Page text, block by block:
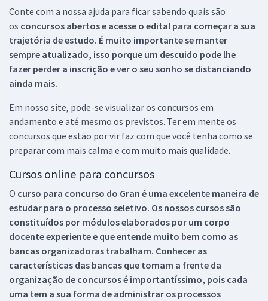
Conte com a nossa ajuda para ficar sabendo quais são
os concursos abertos e acesse o edital para começar a sua
trajetória de estudo. É muito importante se manter
sempre atualizado, isso porque um descuido pode lhe
fazer perder a inscrição e ver o seu sonho se distanciando
ainda mais.
Em nosso site, pode-se visualizar os concursos em
andamento e até mesmo os previstos. Ter em mente os
concursos que estão por vir faz com que você tenha como se
preparar com mais calma e com muito mais qualidade.
Cursos online para concursos
O curso para concurso do Gran é uma excelente maneira de
estudar para o processo seletivo. Os nossos cursos são
constituídos por módulos elaborados por um corpo
docente experiente e que entende muito bem como as
bancas organizadoras trabalham. Conhecer as
características das bancas que tomam a frente da
organização de concursos é importantíssimo, pois cada
uma tem a sua forma de administrar os processos